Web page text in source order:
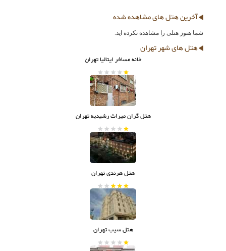
آخرین هتل های مشاهده شده
شما هنوز هتلی را مشاهده نکرده اید.
هتل های شهر تهران
خانه مسافر ایتالیا تهران
هتل گران میراث رشیدیه تهران
هتل هرندی تهران
هتل سیب تهران